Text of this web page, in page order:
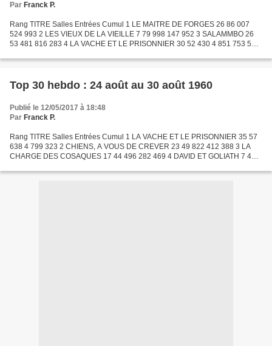
Par Franck P.
Rang TITRE Salles Entrées Cumul 1 LE MAITRE DE FORGES 26 86 007
524 993 2 LES VIEUX DE LA VIEILLE 7 79 998 147 952 3 SALAMMBO 26
53 481 816 283 4 LA VACHE ET LE PRISONNIER 30 52 430 4 851 753 5
Top 30 hebdo : 24 août au 30 août 1960
Publié le 12/05/2017 à 18:48
Par Franck P.
Rang TITRE Salles Entrées Cumul 1 LA VACHE ET LE PRISONNIER 35 57
638 4 799 323 2 CHIENS, A VOUS DE CREVER 23 49 822 412 388 3 LA
CHARGE DES COSAQUES 17 44 496 282 469 4 DAVID ET GOLIATH 7 42